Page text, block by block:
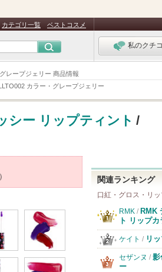
レープジェリー 商品情報
カラー・グレープジェリー
カテゴリ一覧 ベストコスメ
私のクチ
シー リップティント /
関連ランキング
口紅・グロス・リ
RMK / RMK
ト リップカ
ケイト / リ
セザンヌ / 影
ー